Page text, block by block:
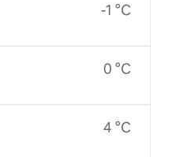
-1 °C
0 °C
4 °C